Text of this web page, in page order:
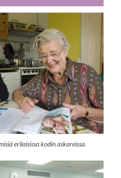
erilaisissa kodin askareissa.